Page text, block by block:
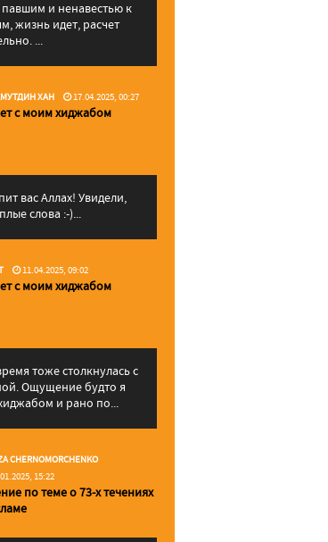
и ненавестью к
жизнь идет, расчет
...
ХАН 17.04.2025, 00:27
с моим хиджабом
вас Аллаx! Увидели,
слова :-)...
11.04.2025, 09:02
с моим хиджабом
тоже столкнулась с
Ощущение будто я
и рано по...
CHERNOMORCHENKO
15:22
по теме о 73-х течениях